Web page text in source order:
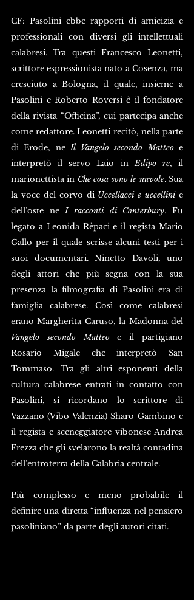
CF: Pasolini ebbe rapporti di amicizia e
professionali con diversi gli intellettuali
calabresi. Tra questi Francesco Leonetti,
scrittore espressionista nato a Cosenza, ma
cresciuto a Bologna, il quale, insieme a
Pasolini e Roberto Roversi è il fondatore
della rivista “Officina”, cui partecipa anche
come redattore. Leonetti recitò, nella parte
di Erode, ne Il Vangelo secondo Matteo e
interpretò il servo Laio in Edipo re, il
marionettista in Che cosa sono le nuvole. Sua
la voce del corvo di Uccellacci e uccellini e
dell’oste ne I racconti di Canterbury. Fu
legato a Leonida Rèpaci e il regista Mario
Gallo per il quale scrisse alcuni testi per i
suoi documentari. Ninetto Davoli, uno
degli attori che più segna con la sua
presenza la filmografia di Pasolini era di
famiglia calabrese. Così come calabresi
Vangelo secondo Matteo e il partigiano
Rosario Migale che interpretò San
Tommaso. Tra gli altri esponenti della
cultura calabrese entrati in contatto con
Pasolini, si ricordano lo scrittore di
Vazzano (Vibo Valenzia) Sharo Gambino e
il regista e sceneggiatore vibonese Andrea
Frezza che gli svelarono la realtà contadina
dell’entroterra della Calabria centrale.
Più complesso e meno probabile il
definire una diretta “influenza nel pensiero
pasoliniano” da parte degli autori citati.